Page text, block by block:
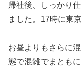
帰社後、しっかり
ました。17時に東
お昼よりもさらに
態で混雑でまとも